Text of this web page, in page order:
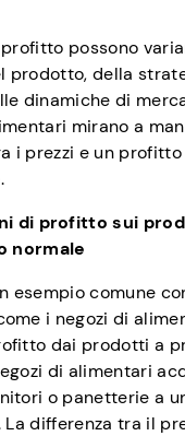
possono
prodotto, della
dinamiche di
mirano a
i prezzi e un profitto
di profitto sui
normale
esempio comune
i negozi di
dai prodotti a
di alimentari
o panetterie a
La differenza tra il